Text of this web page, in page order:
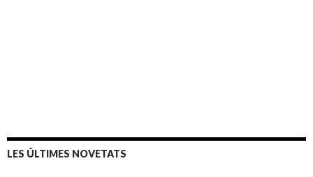
LES ÚLTIMES NOVETATS